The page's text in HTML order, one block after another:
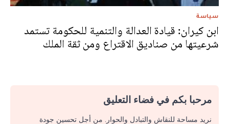
سياسة
ابن كيران: قيادة العدالة والتنمية للحكومة تستمد
شرعيتها من صناديق الاقتراع ومن ثقة الملك
مرحبا بكم في فضاء التعليق
نريد مساحة للنقاش والتبادل والحوار. من أجل تحسين جودة